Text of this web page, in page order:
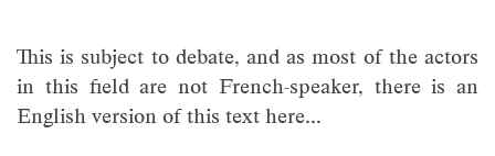
This is subject to debate, and as most of the actors
in this field are not French-speaker, there is an
English version of this text here...